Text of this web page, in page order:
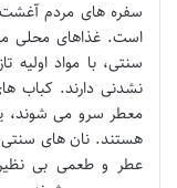
سفره های مردم
است. غذاهای محلی
سنتی، با مواد
نشدنی دارند. کباب
معطر سرو می شوند،
هستند. نان های سنتی
عطر و طعمی بی نظیر